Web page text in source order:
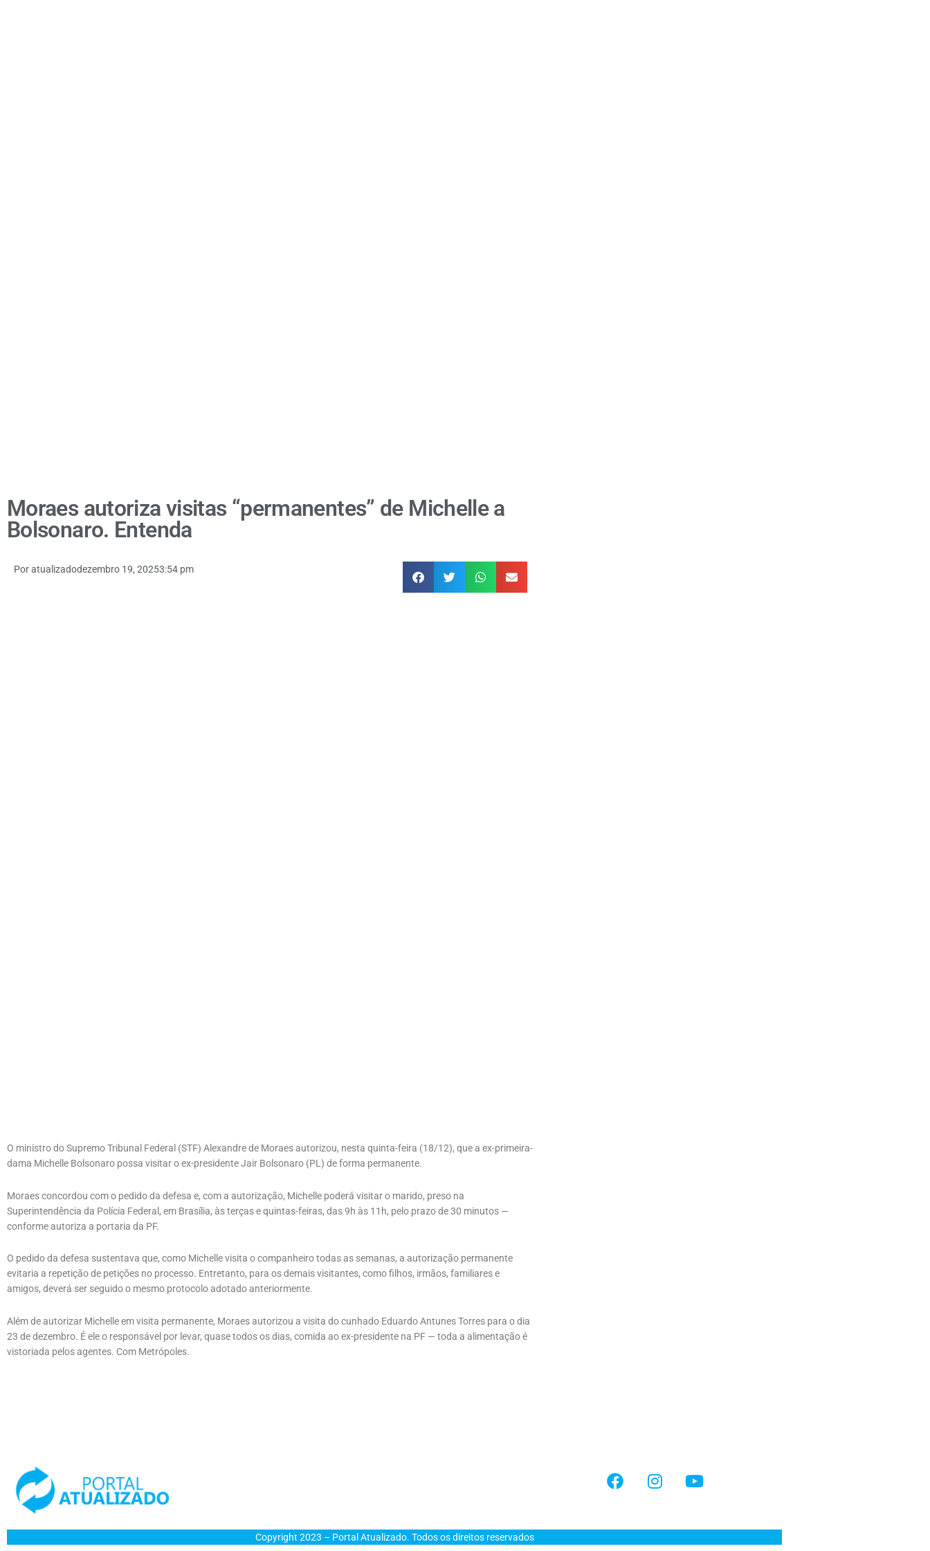
Moraes autoriza visitas “permanentes” de Michelle a
Bolsonaro. Entenda
Poratualizadodezembro 19, 20253:54 pm
O ministro do Supremo Tribunal Federal (STF) Alexandre de Moraes autorizou, nesta quinta-feira (18/12), que a ex-primeira-
dama Michelle Bolsonaro possa visitar o ex-presidente Jair Bolsonaro (PL) de forma permanente.
Moraes concordou com o pedido da defesa e, com a autorização, Michelle poderá visitar o marido, preso na
Superintendência da Polícia Federal, em Brasília, às terças e quintas-feiras, das 9h às 11h, pelo prazo de 30 minutos —
conforme autoriza a portaria da PF.
O pedido da defesa sustentava que, como Michelle visita o companheiro todas as semanas, a autorização permanente
evitaria a repetição de petições no processo. Entretanto, para os demais visitantes, como filhos, irmãos, familiares e
amigos, deverá ser seguido o mesmo protocolo adotado anteriormente.
Além de autorizar Michelle em visita permanente, Moraes autorizou a visita do cunhado Eduardo Antunes Torres para o dia
23 de dezembro. É ele o responsável por levar, quase todos os dias, comida ao ex-presidente na PF — toda a alimentação é
vistoriada pelos agentes. Com Metrópoles.
Copyright 2023 – Portal Atualizado. Todos os direitos reservados